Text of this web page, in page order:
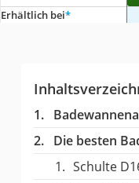
Erhältlich bei*
Die besten
Schulte